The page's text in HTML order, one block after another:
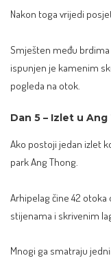
Nakon toga vrijedi
Smješten među
ispunjen je kamenim
pogleda na otok.
Dan 5 – Izlet u
Ako postoji jedan izlet
park Ang Thong.
Arhipelag čine 42
stijenama i skrivenim
Mnogi ga smatraju